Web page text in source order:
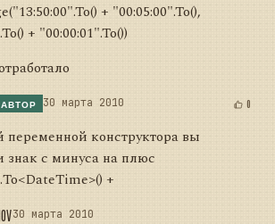
("13:50:00".To() + "00:05:00".To(),
() + "00:00:01".To())
АВТОР 30 марта 2010 0
переменной конструктора вы
знак с минуса на плюс
+
30 марта 2010